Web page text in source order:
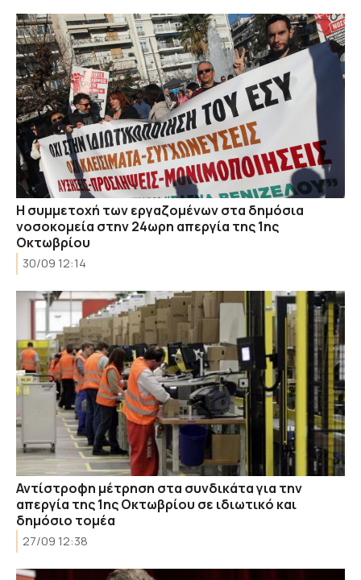
Η συμμετοχή των εργαζομένων στα δημόσια
νοσοκομεία στην 24ωρη απεργία της 1ης
Οκτωβρίου
30/09 12:14
Αντίστροφη μέτρηση στα συνδικάτα για την
απεργία της 1ης Οκτωβρίου σε ιδιωτικό και
δημόσιο τομέα
27/09 12:38